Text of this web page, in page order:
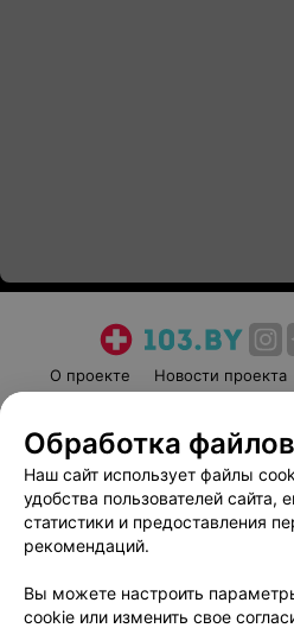
О проекте Новости проекта
Пользовательское
Вакансии
Написать
Обработка
Обработка
Наш сайт использует файлы
удобства пользователей сайта,
статистики и предоставления
рекомендаций.
Вы можете настроить
cookie или изменить свое